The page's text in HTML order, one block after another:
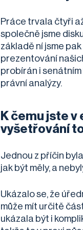
Práce trvala čtyři
společně jsme
základě ní jsme
prezentování
probírán i
právní analýzy.
K čemu jste
vyšetřování
Jednou z příčin
jak být měly, a
Ukázalo se, že
může mít určitě
ukázala být i